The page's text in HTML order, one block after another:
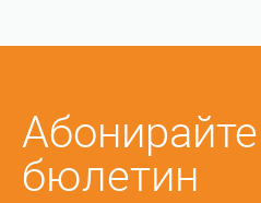
бюлетин